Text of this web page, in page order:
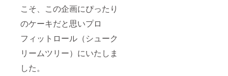
こそ、この企画にぴったり
のケーキだと思いプロ
フィットロール（シューク
リームツリー）にいたしま
した。